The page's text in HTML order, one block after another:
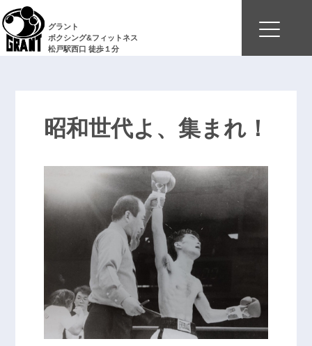
グラント
ボクシング&フィットネス
松戸駅西口 徒歩１分
昭和世代よ、集まれ！